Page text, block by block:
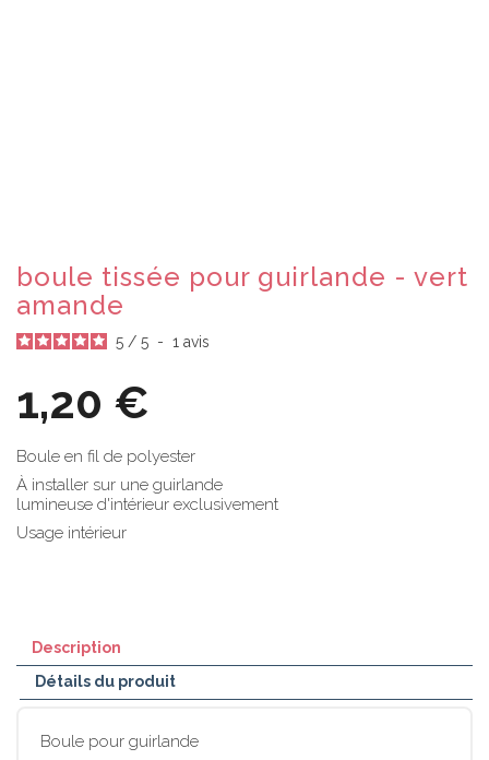
boule tissée pour guirlande - vert
amande
5 / 5 - 1 avis
1,20 €
Boule en fil de polyester
À installer sur une guirlande
lumineuse d'intérieur exclusivement
Usage intérieur
Description
Détails du produit
Boule pour guirlande